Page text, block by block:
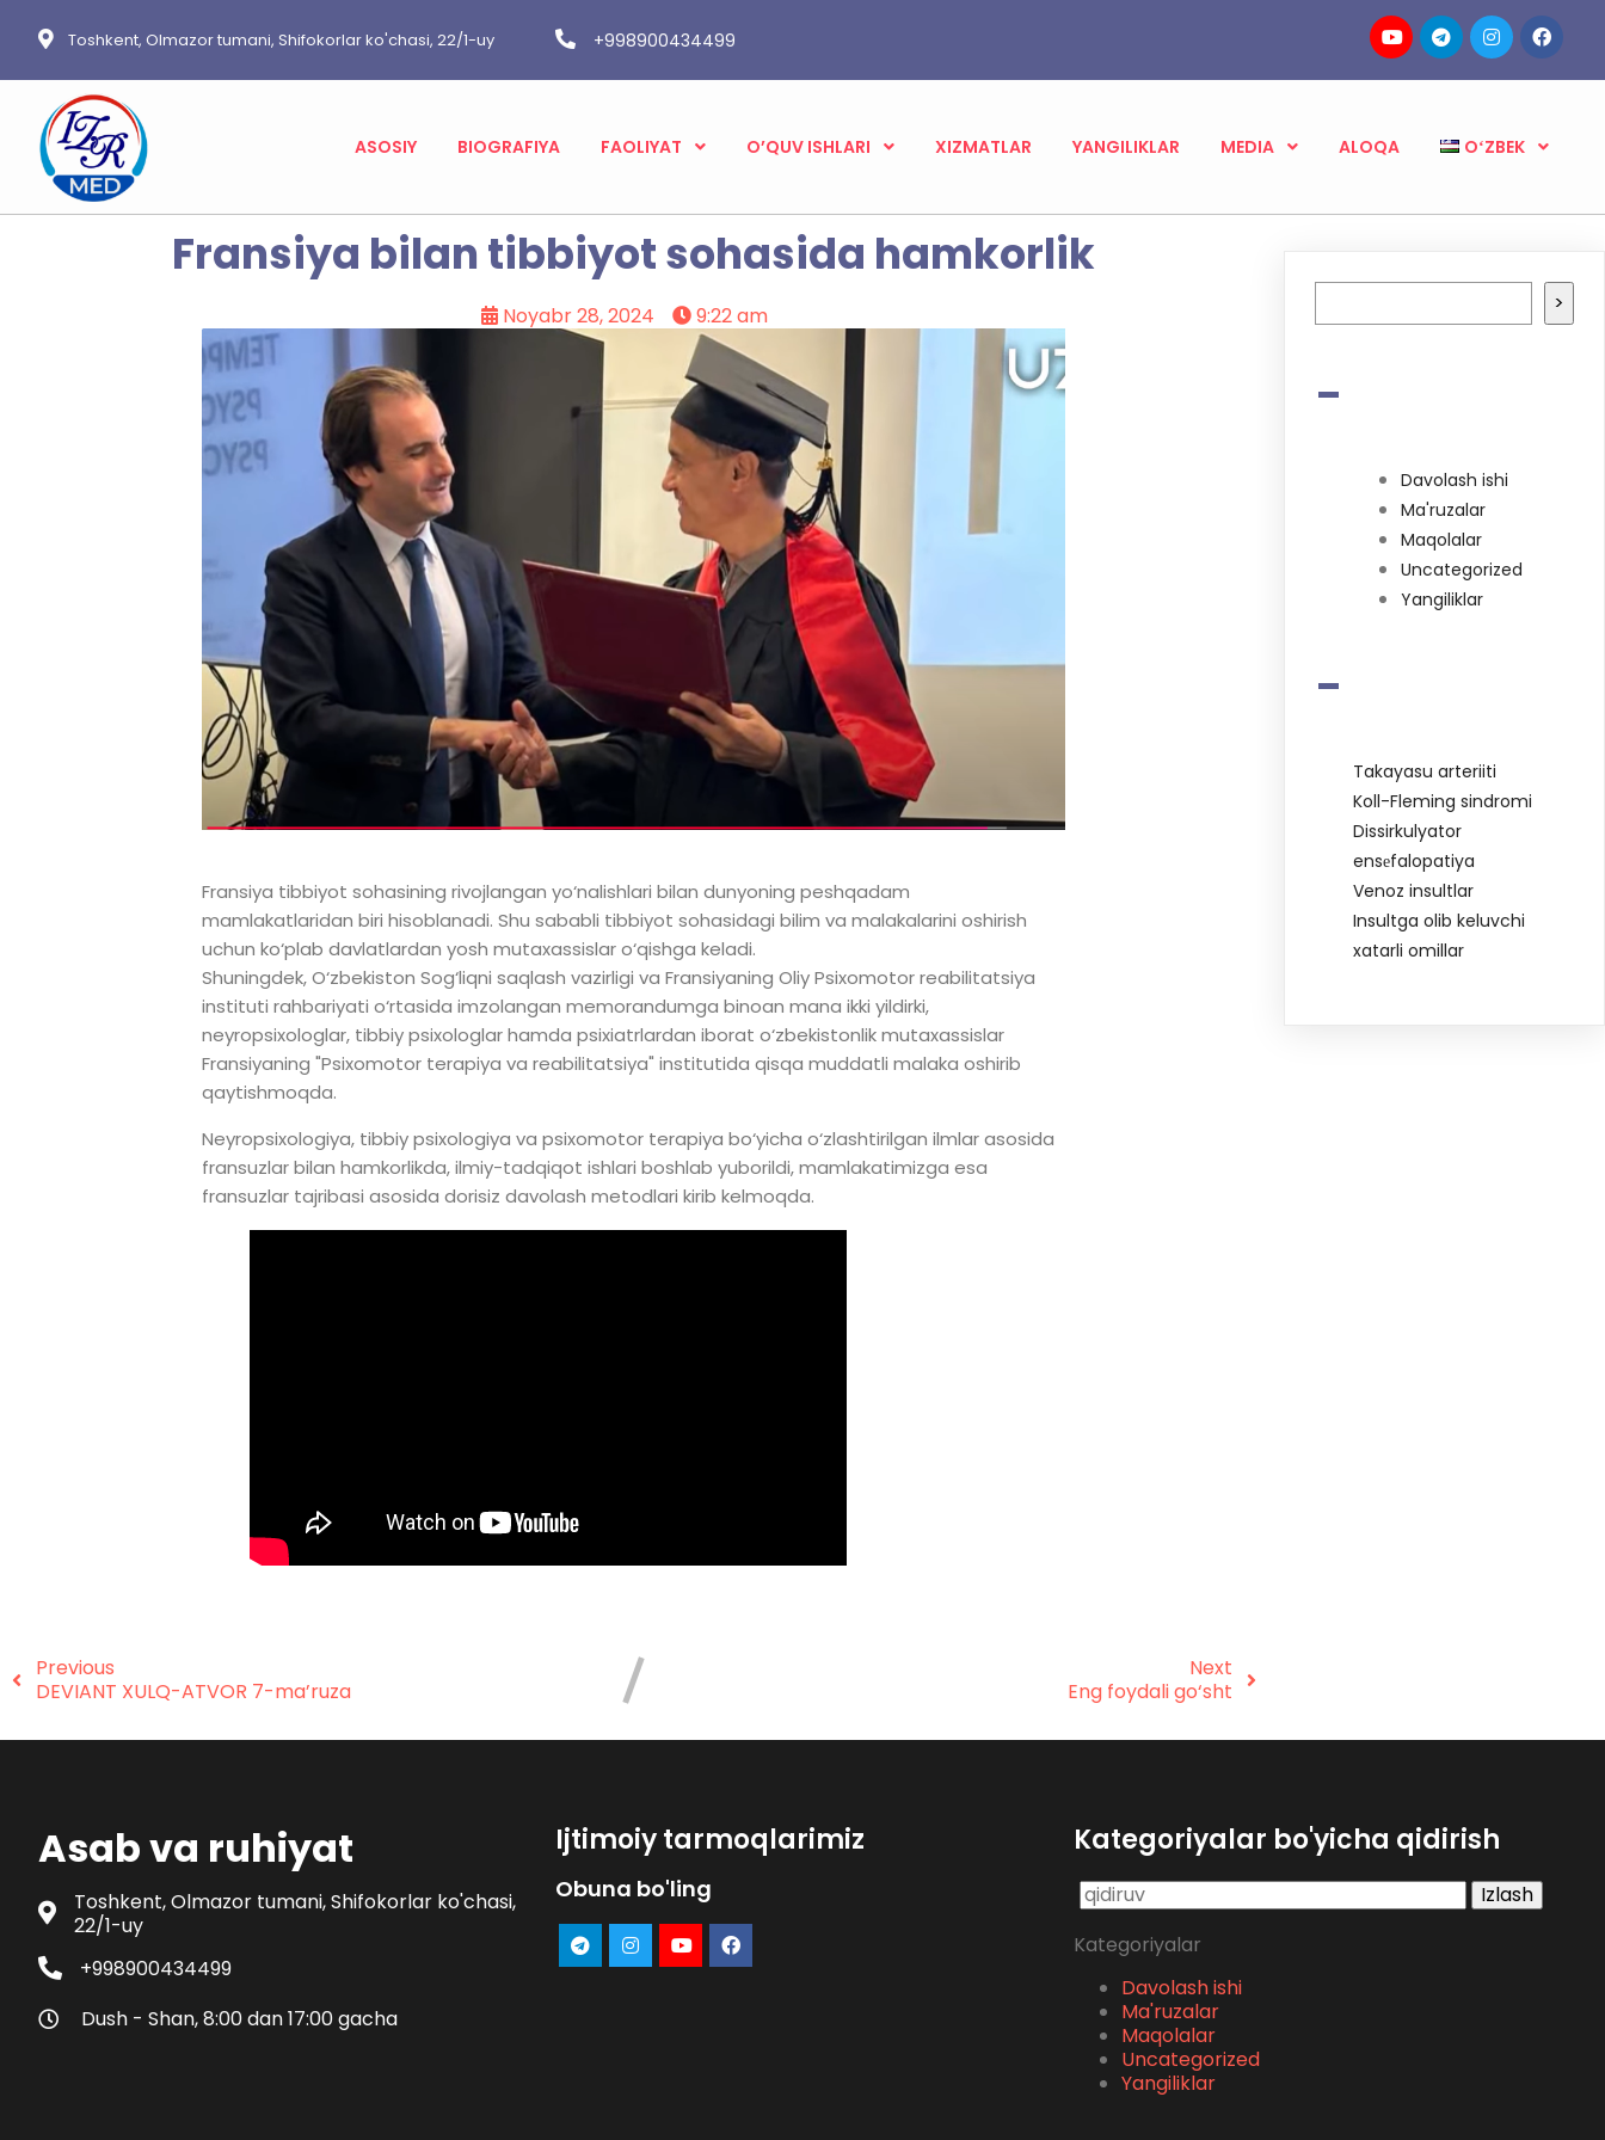
Toshkent, Olmazor tumani, Shifokorlar ko'chasi, 22/1-uy +998900434499
ASOSIY BIOGRAFIYA FAOLIYAT O’QUV ISHLARI XIZMATLAR YANGILIKLAR MEDIA ALOQA OʻZBEK
Fransiya bilan tibbiyot sohasida hamkorlik
Noyabr 28, 2024 9:22 am
Fransiya tibbiyot sohasining rivojlangan yo‘nalishlari bilan dunyoning peshqadam
mamlakatlaridan biri hisoblanadi. Shu sababli tibbiyot sohasidagi bilim va malakalarini oshirish
uchun ko‘plab davlatlardan yosh mutaxassislar o‘qishga keladi.
Shuningdek, O‘zbekiston Sog‘liqni saqlash vazirligi va Fransiyaning Oliy Psixomotor reabilitatsiya
instituti rahbariyati o‘rtasida imzolangan memorandumga binoan mana ikki yildirki,
neyropsixologlar, tibbiy psixologlar hamda psixiatrlardan iborat o‘zbekistonlik mutaxassislar
Fransiyaning "Psixomotor terapiya va reabilitatsiya" institutida qisqa muddatli malaka oshirib
qaytishmoqda.
Neyropsixologiya, tibbiy psixologiya va psixomotor terapiya bo‘yicha o‘zlashtirilgan ilmlar asosida
fransuzlar bilan hamkorlikda, ilmiy-tadqiqot ishlari boshlab yuborildi, mamlakatimizga esa
fransuzlar tajribasi asosida dorisiz davolash metodlari kirib kelmoqda.
Previous
DEVIANT XULQ-ATVOR 7-ma’ruza
Next
Eng foydali go‘sht
Izlash >
-
Davolash ishi
Ma'ruzalar
Maqolalar
Uncategorized
Yangiliklar
-
Takayasu arteriiti
Koll-Fleming sindromi
Dissirkulyator
ensеfalopatiya
Venoz insultlar
Insultga olib keluvchi
xatarli omillar
Asab va ruhiyat
Toshkent, Olmazor tumani, Shifokorlar ko'chasi,
22/1-uy
+998900434499
Dush - Shan, 8:00 dan 17:00 gacha
Ijtimoiy tarmoqlarimiz
Obuna bo'ling
Kategoriyalar bo'yicha qidirish
Qidirshish:
Kategoriyalar
Davolash ishi
Ma'ruzalar
Maqolalar
Uncategorized
Yangiliklar